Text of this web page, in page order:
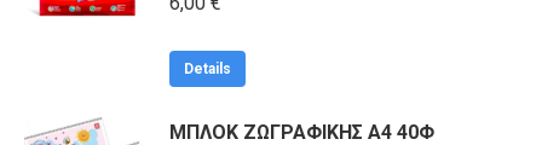
Details
ΜΠΛΟΚ ΖΩΓΡΑΦΙΚΗΣ Α4 40Φ